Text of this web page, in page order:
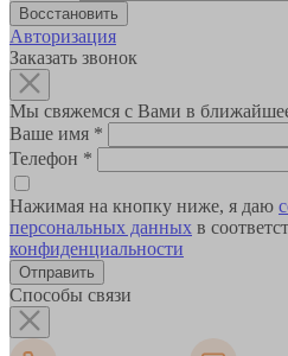
Авторизация
Заказать звонок
Мы свяжемся с Вами в
Ваше имя *
Телефон *
Нажимая на кнопку ниже, я даю
персональных данных в
конфиденциальности
Способы связи